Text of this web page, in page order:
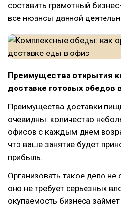
составить грамотный
все нюансы данной
Преимущества открытия
доставке готовых обедов
Преимущества доставки
очевидны: количество
офисов с каждым днем
что ваше занятие будет
прибыль.
Организовать такое дело не
оно не требует серьезных
окупаемость бизнеса